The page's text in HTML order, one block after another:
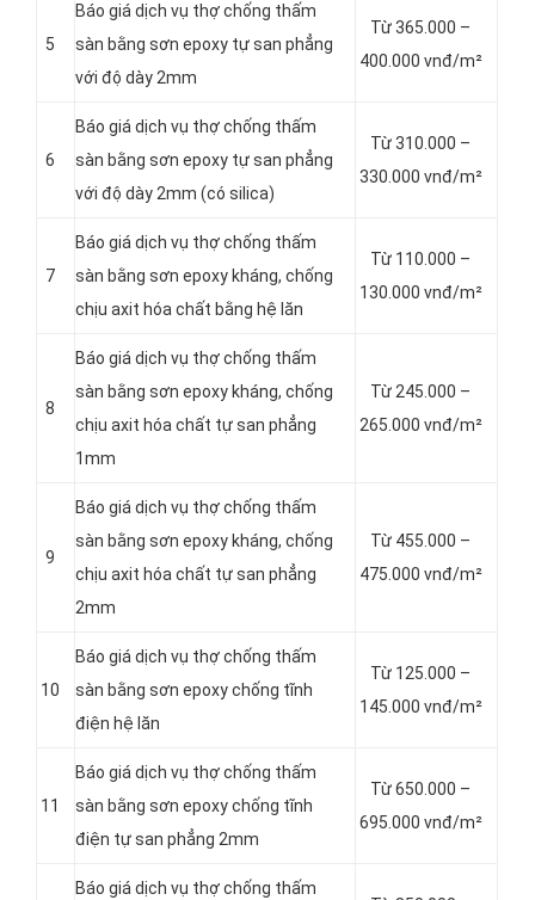
5
Báo giá dịch vụ thợ chống thấm
sàn bằng sơn epoxy tự san phẳng
với độ dày 2mm
Từ 365.000 –
400.000 vnđ/m²
6
Báo giá dịch vụ thợ chống thấm
sàn bằng sơn epoxy tự san phẳng
với độ dày 2mm (có silica)
Từ 310.000 –
330.000 vnđ/m²
7
Báo giá dịch vụ thợ chống thấm
sàn bằng sơn epoxy kháng, chống
chịu axit hóa chất bằng hệ lăn
Từ 110.000 –
130.000 vnđ/m²
8
Báo giá dịch vụ thợ chống thấm
sàn bằng sơn epoxy kháng, chống
chịu axit hóa chất tự san phẳng
1mm
Từ 245.000 –
265.000 vnđ/m²
9
Báo giá dịch vụ thợ chống thấm
sàn bằng sơn epoxy kháng, chống
chịu axit hóa chất tự san phẳng
2mm
Từ 455.000 –
475.000 vnđ/m²
10
Báo giá dịch vụ thợ chống thấm
sàn bằng sơn epoxy chống tĩnh
điện hệ lăn
Từ 125.000 –
145.000 vnđ/m²
11
Báo giá dịch vụ thợ chống thấm
sàn bằng sơn epoxy chống tĩnh
điện tự san phẳng 2mm
Từ 650.000 –
695.000 vnđ/m²
Báo giá dịch vụ thợ chống thấm